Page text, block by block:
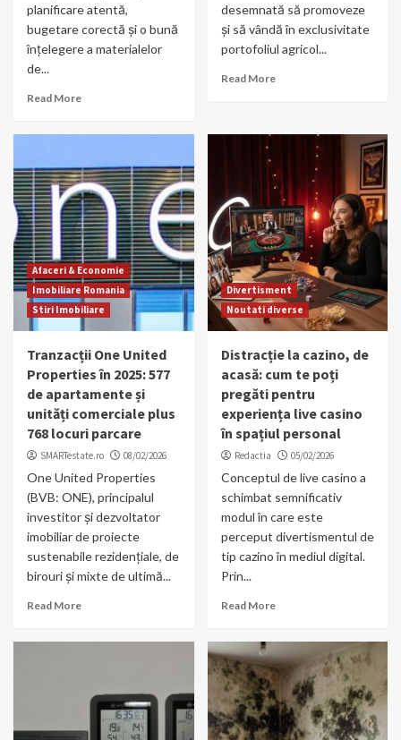
planificare atentă,
bugetare corectă și o bună
înțelegere a materialelor
de...
Read More
desemnată să promoveze
și să vândă în exclusivitate
portofoliul agricol...
Read More
Afaceri & Economie
Imobiliare Romania
Stiri Imobiliare
Tranzacții One United
Properties în 2025: 577
de apartamente și
unități comerciale plus
768 locuri parcare
SMARTestate.ro 08/02/2026
One United Properties
(BVB: ONE), principalul
investitor și dezvoltator
imobiliar de proiecte
sustenabile rezidențiale, de
birouri și mixte de ultimă...
Read More
Divertisment
Noutati diverse
Distracție la cazino, de
acasă: cum te poți
pregăti pentru
experiența live casino
în spațiul personal
Redactia 05/02/2026
Conceptul de live casino a
schimbat semnificativ
modul în care este
perceput divertismentul de
tip cazino în mediul digital.
Prin...
Read More